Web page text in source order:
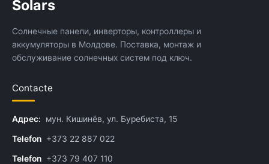
Solars
Солнечные панели, инверторы, контроллеры и
аккумуляторы в Молдове. Поставка, монтаж и
обслуживание солнечных систем под ключ.
Contacte
Адрес: мун. Кишинёв, ул. Буребиста, 15
Telefon +373 22 887 022
Telefon +373 79 407 110